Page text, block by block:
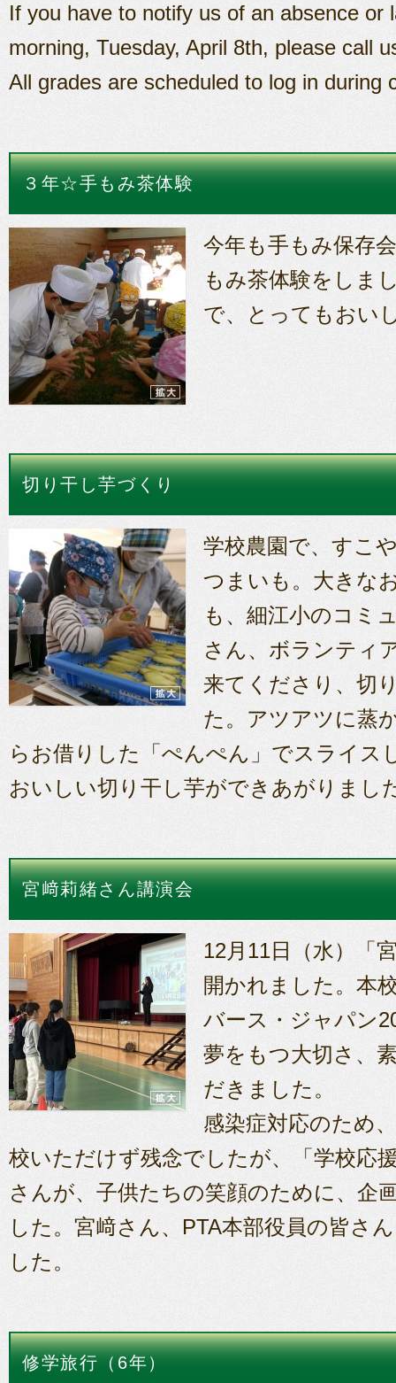
If you have to notify us of an absence or
morning, Tuesday, April 8th, please call
All grades are scheduled to log in during
３年☆手もみ茶体験
今年も手もみ保存
もみ茶体験をしま
で、とってもおい
切り干し芋づくり
学校農園で、すこ
つまいも。大きな
も、細江小のコミ
さん、ボランティ
来てくださり、切
た。アツアツに蒸
らお借りした「ぺんぺん」でスライス
おいしい切り干し芋ができあがりまし
宮﨑莉緒さん講演会
12月11日（水）「
開かれました。本
バース・ジャパン
夢をもつ大切さ、
だきました。
感染症対応のため
校いただけず残念でしたが、「学校応
さんが、子供たちの笑顔のために、企
した。宮﨑さん、PTA本部役員の皆さ
した。
修学旅行（6年）